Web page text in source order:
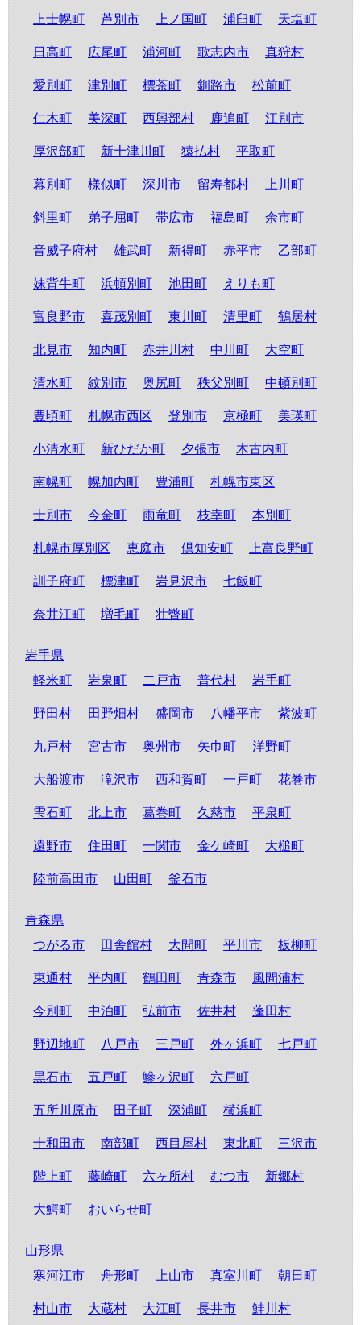
上士幌町 芦別市 上ノ国町 浦臼町 天塩町
日高町 広尾町 浦河町 歌志内市 真狩村
愛別町 津別町 標茶町 釧路市 松前町
仁木町 美深町 西興部村 鹿追町 江別市
厚沢部町 新十津川町 猿払村 平取町
幕別町 様似町 深川市 留寿都村 上川町
斜里町 弟子屈町 帯広市 福島町 余市町
音威子府村 雄武町 新得町 赤平市 乙部町
妹背牛町 浜頓別町 池田町 えりも町
富良野市 喜茂別町 東川町 清里町 鶴居村
北見市 知内町 赤井川村 中川町 大空町
清水町 紋別市 奥尻町 秩父別町 中頓別町
豊頃町 札幌市西区 登別市 京極町 美瑛町
小清水町 新ひだか町 夕張市 木古内町
南幌町 幌加内町 豊浦町 札幌市東区
士別市 今金町 雨竜町 枝幸町 本別町
札幌市厚別区 恵庭市 倶知安町 上富良野町
訓子府町 標津町 岩見沢市 七飯町
奈井江町 増毛町 壮瞥町
岩手県
軽米町
岩泉町 二戸市 普代村 岩手町
野田村 田野畑村 盛岡市 八幡平市 紫波町
九戸村 宮古市 奥州市 矢巾町 洋野町
大船渡市 滝沢市 西和賀町 一戸町 花巻市
雫石町 北上市 葛巻町 久慈市 平泉町
遠野市 住田町 一関市 金ケ崎町 大槌町
陸前高田市 山田町 釜石市
青森県
つがる市
田舎館村 大間町 平川市 板柳町
東通村 平内町 鶴田町 青森市 風間浦村
今別町 中泊町 弘前市 佐井村 蓬田村
野辺地町 八戸市 三戸町 外ヶ浜町 七戸町
黒石市 五戸町 鰺ヶ沢町 六戸町
五所川原市 田子町 深浦町 横浜町
十和田市 南部町 西目屋村 東北町 三沢市
階上町 藤崎町 六ヶ所村 むつ市 新郷村
大鰐町 おいらせ町
山形県
寒河江市
舟形町 上山市 真室川町 朝日町
村山市 大蔵村 大江町 長井市 鮭川村